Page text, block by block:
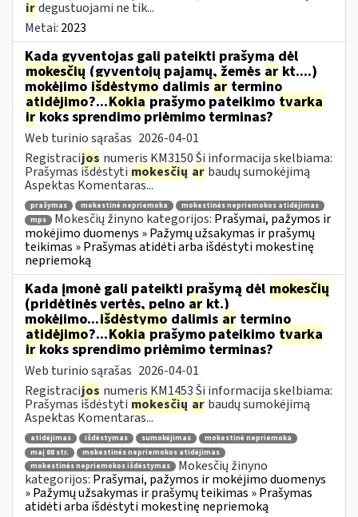
irdegustuojami ne tik...
Metai: 2023
Kada gyventojas gali pateikti prašymą dėl
mokesčių (gyventojų pajamų, žemės ar kt....)
mokėjimo išdėstymo dalimis ar termino
atidėjimo?...Kokiaprašymo pateikimo tvarka
irkoks sprendimo priėmimo terminas?
Web turinio sąrašas 2026-04-01
Registracijos numeris KM3150 Ši informacija skelbiama:
Prašymas išdėstyti mokesčių ar baudų sumokėjimą
Aspektas Komentaras...
prašymas mokestinė nepriemoka
mokestinės nepriemokos atidėjimas
mps
Mokesčių žinyno kategorijos: Prašymai, pažymos ir
mokėjimo duomenys » Pažymų užsakymas ir prašymų
teikimas » Prašymas atidėti arba išdėstyti mokestinę
nepriemoką
Kada įmonė gali pateikti prašymą dėl mokesčių
(pridėtinės vertės, pelno ar kt.)
mokėjimo...išdėstymo dalimis ar termino
atidėjimo?...Kokiaprašymo pateikimo tvarka
irkoks sprendimo priėmimo terminas?
Web turinio sąrašas 2026-04-01
Registracijos numeris KM1453 Ši informacija skelbiama:
Prašymas išdėstyti mokesčių ar baudų sumokėjimą
Aspektas Komentaras...
atidėjimas išdėstymas sumokėjimas
mokestinė nepriemoka
maį 88 str.
mokestinės nepriemokos atidėjimas
mokestinės nepriemokos išdėstymas
Mokesčių žinyno
kategorijos: Prašymai, pažymos ir mokėjimo duomenys
» Pažymų užsakymas ir prašymų teikimas » Prašymas
atidėti arba išdėstyti mokestinę nepriemoką